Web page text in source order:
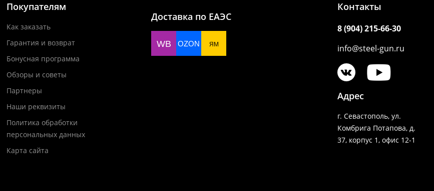
Покупателям
Как заказать
Гарантия и возврат
Бонусная программа
Обзоры и советы
Партнеры
Наши реквизиты
Политика обработки
персональных данных
Карта сайта
Доставка по ЕАЭС
WB OZON ЯМ
Контакты
8 (904) 215-66-30
info@steel-gun.ru
Адрес
г. Севастополь, ул.
Комбрига Потапова, д.
37, корпус 1, офис 12-1